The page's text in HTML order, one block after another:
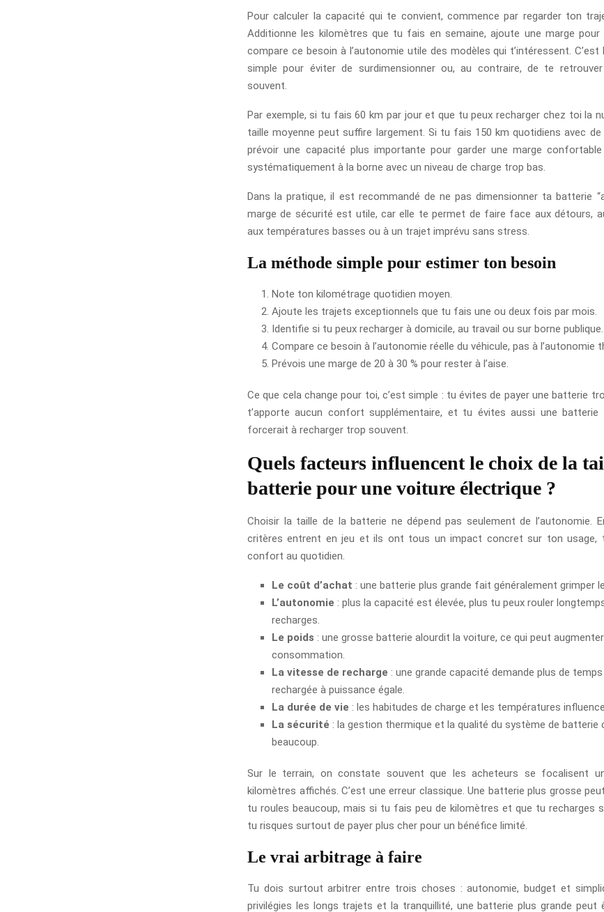
Pour calculer la capacité qui te convient, commence par regarder ton
Additionne les kilomètres que tu fais en semaine, ajoute une marge pour
compare ce besoin à l’autonomie utile des modèles qui t’intéressent.
simple pour éviter de surdimensionner ou, au contraire, de te
souvent.
Par exemple, si tu fais 60 km par jour et que tu peux recharger chez toi la
taille moyenne peut suffire largement. Si tu fais 150 km quotidiens avec
prévoir une capacité plus importante pour garder une marge confortable
systématiquement à la borne avec un niveau de charge trop bas.
Dans la pratique, il est recommandé de ne pas dimensionner ta batterie
marge de sécurité est utile, car elle te permet de faire face aux détours,
aux températures basses ou à un trajet imprévu sans stress.
La méthode simple pour estimer ton besoin
Note ton kilométrage quotidien moyen.
Ajoute les trajets exceptionnels que tu fais une ou deux fois par mois.
Identifie si tu peux recharger à domicile, au travail ou sur borne publique.
Compare ce besoin à l’autonomie réelle du véhicule, pas à l’autonomie
Prévois une marge de 20 à 30 % pour rester à l’aise.
Ce que cela change pour toi, c’est simple : tu évites de payer une batterie
t’apporte aucun confort supplémentaire, et tu évites aussi une
forcerait à recharger trop souvent.
Quels facteurs influencent le choix de la
batterie pour une voiture électrique ?
Choisir la taille de la batterie ne dépend pas seulement de l’autonomie.
critères entrent en jeu et ils ont tous un impact concret sur ton usage,
confort au quotidien.
Le coût d’achat : une batterie plus grande fait généralement grimper
L’autonomie : plus la capacité est élevée, plus tu peux rouler
recharges.
Le poids : une grosse batterie alourdit la voiture, ce qui peut
consommation.
La vitesse de recharge : une grande capacité demande plus de
rechargée à puissance égale.
La durée de vie : les habitudes de charge et les températures
La sécurité : la gestion thermique et la qualité du système de batterie
beaucoup.
Sur le terrain, on constate souvent que les acheteurs se focalisent
kilomètres affichés. C’est une erreur classique. Une batterie plus grosse
tu roules beaucoup, mais si tu fais peu de kilomètres et que tu recharges
tu risques surtout de payer plus cher pour un bénéfice limité.
Le vrai arbitrage à faire
Tu dois surtout arbitrer entre trois choses : autonomie, budget et
privilégies les longs trajets et la tranquillité, une batterie plus grande peut